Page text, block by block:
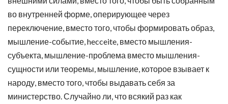
во внутренней форме, оперирующее через
переключение, вместо того, чтобы формировать образ,
мышление-событие, hecceite, вместо мышления-
субъекта, мышление-проблема вместо мышления-
сущности или теоремы, мышление, которое взывает к
народу, вместо того, чтобы выдавать себя за
министерство. Случайно ли, что всякий раз как